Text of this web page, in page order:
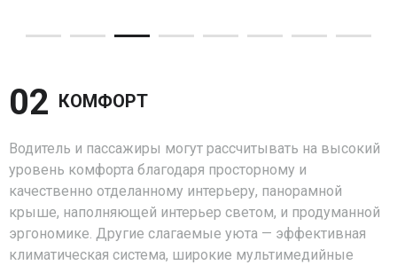
02 КОМФОРТ
Водитель и пассажиры могут рассчитывать на высокий
уровень комфорта благодаря просторному и
качественно отделанному интерьеру, панорамной
крыше, наполняющей интерьер светом, и продуманной
эргономике. Другие слагаемые уюта — эффективная
климатическая система, широкие мультимедийные